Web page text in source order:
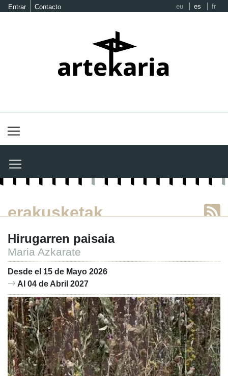
Entrar Contacto eu es fr
erakusketak
Hirugarren paisaia
Maria Azkarate
Desde el 15 de Mayo 2026
Al 04 de Abril 2027